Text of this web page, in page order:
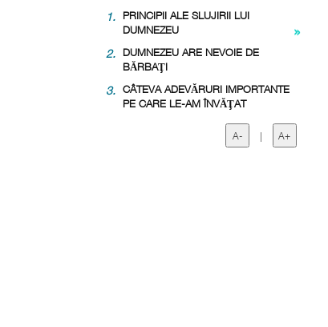
1.
PRINCIPII ALE SLUJIRII LUI
DUMNEZEU
2.
DUMNEZEU ARE NEVOIE DE
BĂRBAŢI
3. CÂTEVA ADEVĂRURI IMPORTANTE
PE CARE LE-AM ÎNVĂŢAT
A- | A+